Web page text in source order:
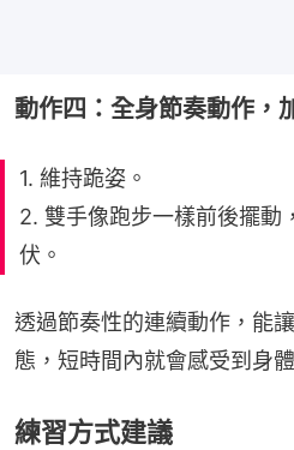
動作四：全身節奏動作，
1. 維持跪姿。
2. 雙手像跑步一樣前後擺動
伏。
透過節奏性的連續動作，能
態，短時間內就會感受到身
練習方式建議